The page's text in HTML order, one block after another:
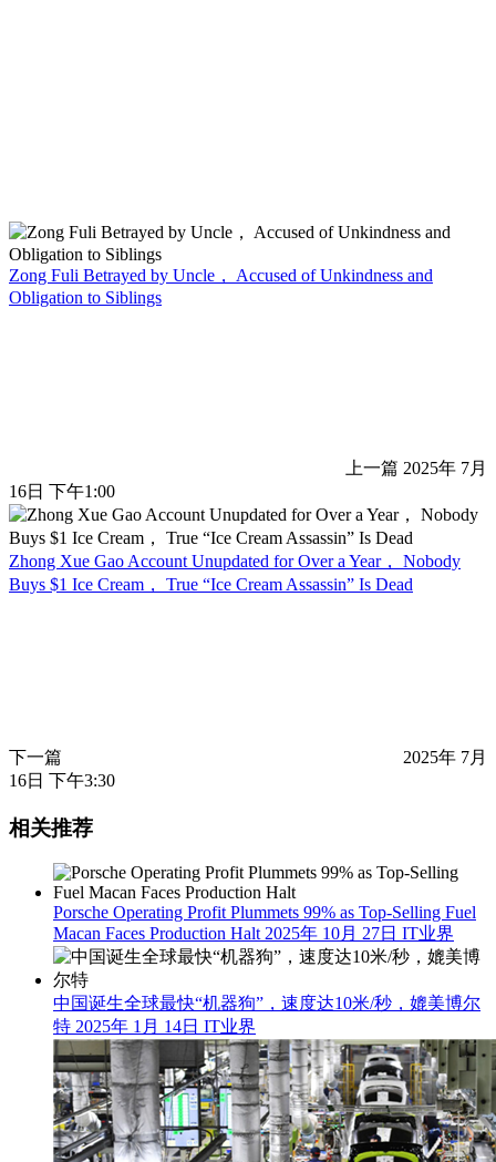
Zong Fuli Betrayed by Uncle， Accused of Unkindness and
Obligation to Siblings
上一篇 2025年 7月
16日 下午1:00
Zhong Xue Gao Account Unupdated for Over a Year， Nobody
Buys $1 Ice Cream， True “Ice Cream Assassin” Is Dead
下一篇
2025年 7月
16日 下午3:30
相关推荐
Porsche Operating Profit Plummets 99% as Top-Selling Fuel
Macan Faces Production Halt 2025年 10月 27日 IT业界
中国诞生全球最快“机器狗”，速度达10米/秒，媲美博尔
特 2025年 1月 14日 IT业界